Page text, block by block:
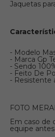
Jaquetas
- Modelo
- Marca Gp
- Sendo
- Feito De
- Resistente
FOTO
Em caso de
equipe